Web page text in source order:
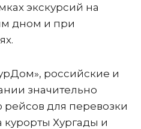
экскурсий на
дном и при
российские и
значительно
рейсов для перевозки
курорты Хургады и